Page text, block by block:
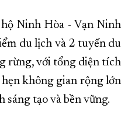
Ninh Hòa - Vạn Ninh
du lịch và 2 tuyến du
rừng, với tổng diện tích
hẹn không gian rộng lớn
sáng tạo và bền vững.